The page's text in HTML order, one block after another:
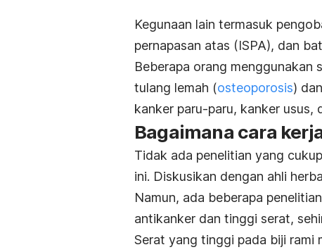
Kegunaan lain termasuk
pernapasan atas (ISPA), dan
Beberapa orang menggunakan
tulang lemah (osteoporosis)
kanker paru-paru, kanker usus,
Bagaimana cara
Tidak ada penelitian yang
ini. Diskusikan dengan ahli
Namun, ada beberapa
antikanker dan tinggi serat,
Serat yang tinggi pada biji rami